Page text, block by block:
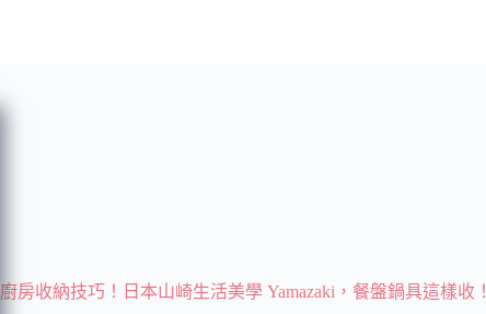
廚房收納技巧！日本山崎生活美學 Yamazaki，餐盤鍋具這樣收！